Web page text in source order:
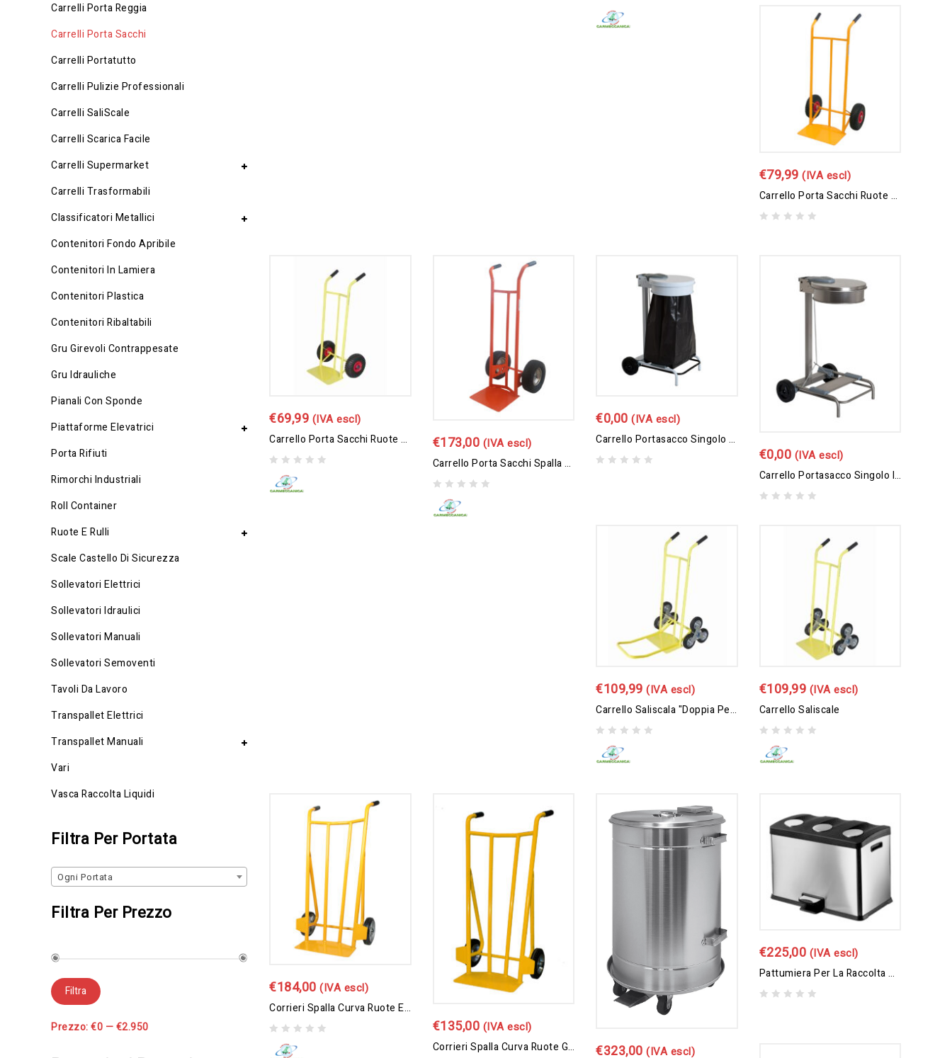
out
€79,99 (IVA escl)
Carrello Porta Sacchi Ruote Anti Fororatura
€69,99 (IVA escl)
Carrello Porta Sacchi Ruote Pneumatiche
out
€173,00 (IVA escl)
Carrello Porta Sacchi Spalla Curva Maxi Ruote Antiforatura
out
€0,00 (IVA escl)
Carrello Portasacco Singolo – Apertura A Pedale
€0,00 (IVA escl)
Carrello Portasacco Singolo In Acciaio Inox – Apertura A Pedale
€109,99 (IVA escl)
Carrello Saliscala "doppia Pedana"
out
€109,99 (IVA escl)
Carrello Saliscale
out
€184,00 (IVA escl)
Corrieri Spalla Curva Ruote Elastiche
out
€135,00 (IVA escl)
Corrieri Spalla Curva Ruote Gomma Piena €323,00 (IVA escl)
€225,00 (IVA escl)
Pattumiera Per La Raccolta Differenziata 3 Sacchi 12 Lt
Carrelli Porta Reggia
Carrelli Porta Sacchi
Carrelli Portatutto
Carrelli Pulizie Professionali
Carrelli SaliScale
Carrelli Scarica Facile
Carrelli Supermarket
Carrelli Trasformabili
Classificatori Metallici
Contenitori Fondo Apribile
Contenitori In Lamiera
Contenitori Plastica
Contenitori Ribaltabili
Gru Girevoli Contrappesate
Gru Idrauliche
Pianali Con Sponde
Piattaforme Elevatrici
Porta Rifiuti
Rimorchi Industriali
Roll Container
Ruote E Rulli
Scale Castello Di Sicurezza
Sollevatori Elettrici
Sollevatori Idraulici
Sollevatori Manuali
Sollevatori Semoventi
Tavoli Da Lavoro
Transpallet Elettrici
Transpallet Manuali
Vari
Vasca Raccolta Liquidi
Filtra Per Portata
Ogni Portata
Filtra Per Prezzo
Filtra
Prezzo:€0 —€2.950